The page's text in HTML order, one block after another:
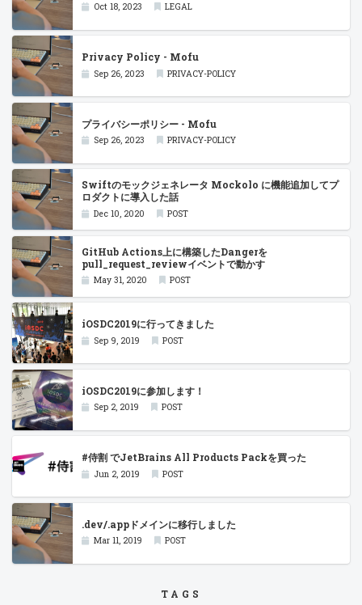
Oct 18, 2023 LEGAL
Privacy Policy - Mofu
Sep 26, 2023 PRIVACY-POLICY
プライバシーポリシー - Mofu
Sep 26, 2023 PRIVACY-POLICY
Swiftのモックジェネレータ Mockolo に機能追加してプ
ロダクトに導入した話
Dec 10, 2020 POST
GitHub Actions上に構築したDangerを
pull_request_reviewイベントで動かす
May 31, 2020 POST
iOSDC2019に行ってきました
Sep 9, 2019 POST
iOSDC2019に参加します！
Sep 2, 2019 POST
#侍割 でJetBrains All Products Packを買った
Jun 2, 2019 POST
.dev/.appドメインに移行しました
Mar 11, 2019 POST
TAGS